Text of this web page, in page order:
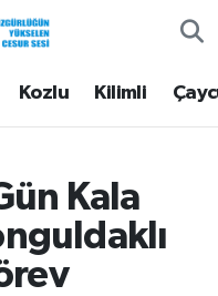
Kozlu Kilimli
Kala
Haritası